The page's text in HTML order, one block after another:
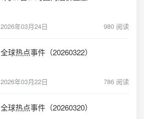
2026年03月24日 980 阅读
全球热点事件（20260322）
2026年03月22日 786 阅读
全球热点事件（20260320）